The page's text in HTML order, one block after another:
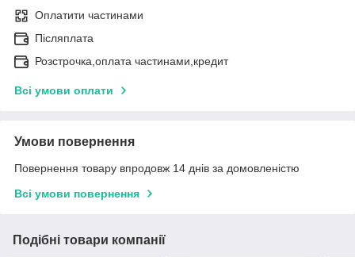
Оплатити частинами
Післяплата
Розстрочка,оплата частинами,кредит
Всі умови оплати
Умови повернення
Повернення товару впродовж 14 днів за домовленістю
Всі умови повернення
Подібні товари компанії